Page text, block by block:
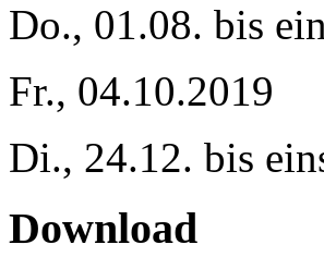
Do., 01.08. bis
Fr., 04.10.2019
Di., 24.12. bis
Download